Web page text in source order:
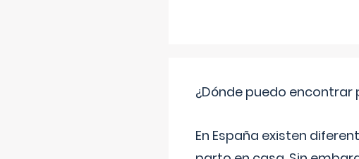
¿Dónde puedo
En España existen